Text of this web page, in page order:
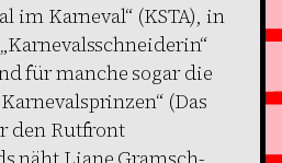
im Karneval“ (KSTA), in
für manche sogar die
(Das
den Rutfront